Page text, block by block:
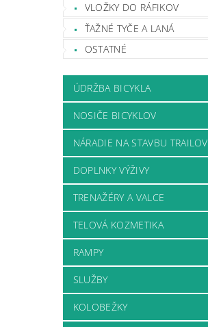
VLOŽKY DO RÁFIKOV
ŤAŽNÉ TYČE A LANÁ
OSTATNÉ
ÚDRŽBA BICYKLA
NOSIČE BICYKLOV
NÁRADIE NA STAVBU TRAILOV
DOPLNKY VÝŽIVY
TRENAŽÉRY A VALCE
TELOVÁ KOZMETIKA
RAMPY
SLUŽBY
KOLOBEŽKY